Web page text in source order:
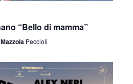
“Bello di mamma”
Peccioli